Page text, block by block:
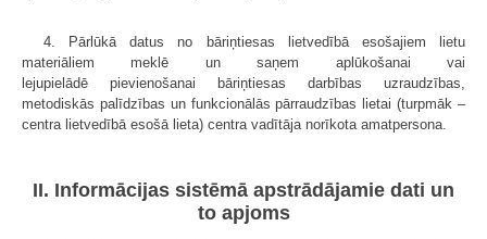
4. Pārlūkā datus no bāriņtiesas lietvedībā esošajiem lietu
materiāliem meklē un saņem aplūkošanai vai
lejupielādē pievienošanai bāriņtiesas darbības uzraudzības,
metodiskās palīdzības un funkcionālās pārraudzības lietai (turpmāk –
centra lietvedībā esošā lieta) centra vadītāja norīkota amatpersona.
II. Informācijas sistēmā apstrādājamie dati un
to apjoms